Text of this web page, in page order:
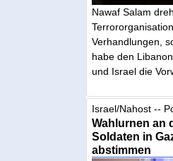
Nawaf Salam
Verhandlungen,
habe den
und Israel die
Israel/Nahost --
Wahlurnen an
Soldaten in
abstimmen